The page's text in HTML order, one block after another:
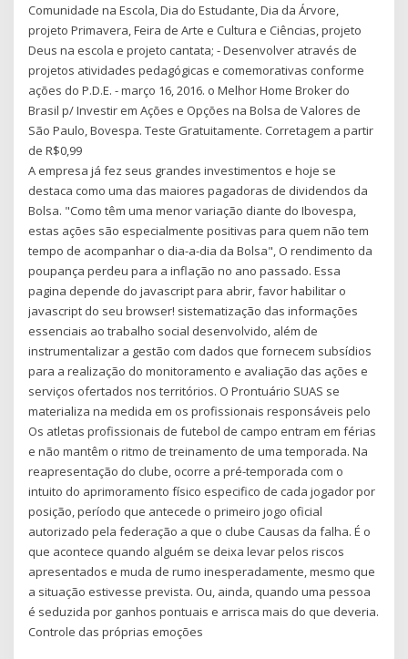
Comunidade na Escola, Dia do Estudante, Dia da Árvore,
projeto Primavera, Feira de Arte e Cultura e Ciências, projeto
Deus na escola e projeto cantata; - Desenvolver através de
projetos atividades pedagógicas e comemorativas conforme
ações do P.D.E. - março 16, 2016. o Melhor Home Broker do
Brasil p/ Investir em Ações e Opções na Bolsa de Valores de
São Paulo, Bovespa. Teste Gratuitamente. Corretagem a partir
de R$0,99
A empresa já fez seus grandes investimentos e hoje se
destaca como uma das maiores pagadoras de dividendos da
Bolsa. "Como têm uma menor variação diante do Ibovespa,
estas ações são especialmente positivas para quem não tem
tempo de acompanhar o dia-a-dia da Bolsa", O rendimento da
poupança perdeu para a inflação no ano passado. Essa
pagina depende do javascript para abrir, favor habilitar o
javascript do seu browser! sistematização das informações
essenciais ao trabalho social desenvolvido, além de
instrumentalizar a gestão com dados que fornecem subsídios
para a realização do monitoramento e avaliação das ações e
serviços ofertados nos territórios. O Prontuário SUAS se
materializa na medida em os profissionais responsáveis pelo
Os atletas profissionais de futebol de campo entram em férias
e não mantêm o ritmo de treinamento de uma temporada. Na
reapresentação do clube, ocorre a pré-temporada com o
intuito do aprimoramento físico especifico de cada jogador por
posição, período que antecede o primeiro jogo oficial
autorizado pela federação a que o clube Causas da falha. É o
que acontece quando alguém se deixa levar pelos riscos
apresentados e muda de rumo inesperadamente, mesmo que
a situação estivesse prevista. Ou, ainda, quando uma pessoa
é seduzida por ganhos pontuais e arrisca mais do que deveria.
Controle das próprias emoções